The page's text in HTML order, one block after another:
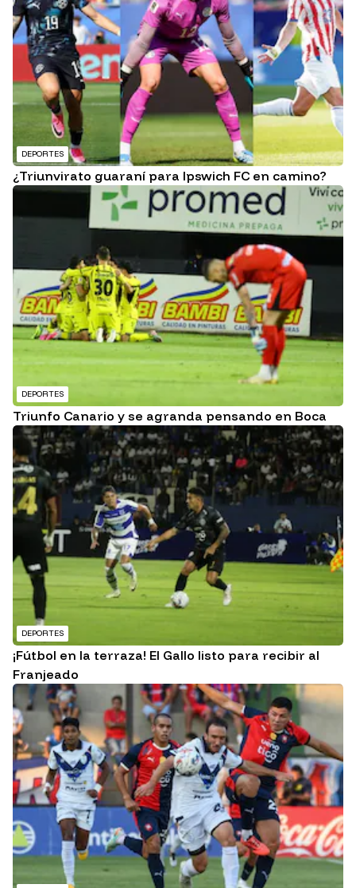
DEPORTES
¿Triunvirato guaraní para Ipswich FC en camino?
DEPORTES
Triunfo Canario y se agranda pensando en Boca
DEPORTES
¡Fútbol en la terraza! El Gallo listo para recibir al
Franjeado